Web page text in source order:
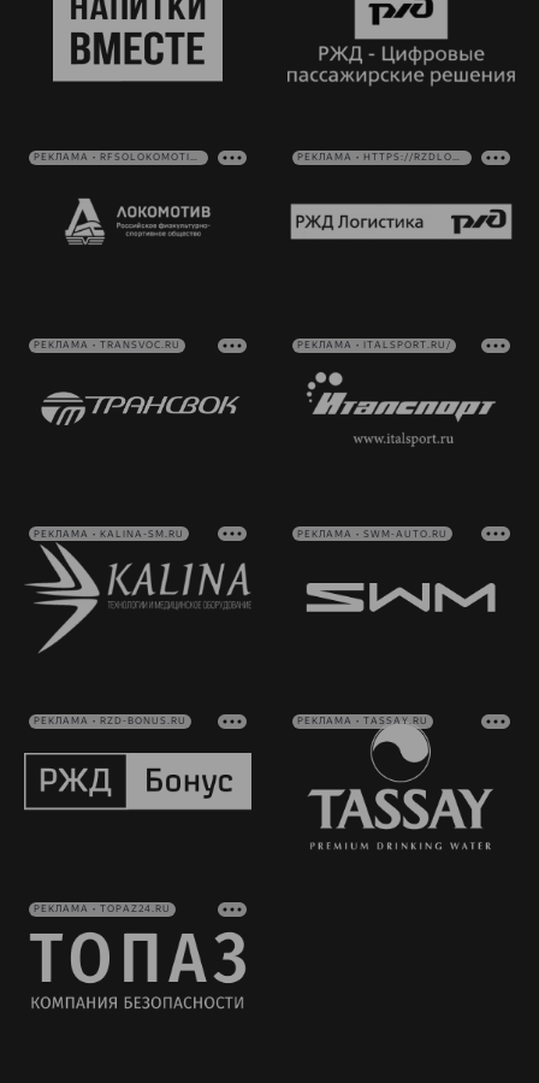
РЕКЛАМА • RFSOLOKOMOTIV.RU РЕКЛАМА • HTTPS://RZDLOG.RU/
РЕКЛАМА • TRANSVOC.RU РЕКЛАМА • ITALSPORT.RU/
РЕКЛАМА • KALINA-SM.RU РЕКЛАМА • SWM-AUTO.RU
РЕКЛАМА • RZD-BONUS.RU РЕКЛАМА • TASSAY.RU
РЕКЛАМА • TOPAZ24.RU